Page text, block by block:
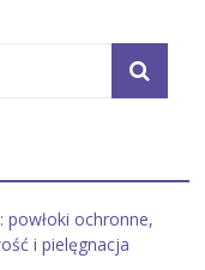
ochronne,
i pielęgnacja